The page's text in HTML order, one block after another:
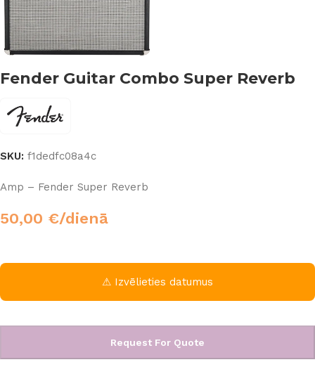
Fender Guitar Combo Super Reverb
SKU: f1dedfc08a4c
Amp – Fender Super Reverb
50,00 €/dienā
⚠ Izvēlieties datumus
Request For Quote